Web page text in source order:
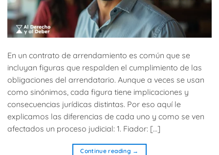
En un contrato de arrendamiento es común que se
incluyan figuras que respalden el cumplimiento de las
obligaciones del arrendatario. Aunque a veces se usan
como sinónimos, cada figura tiene implicaciones y
consecuencias jurídicas distintas. Por eso aquí le
explicamos las diferencias de cada uno y como se ven
afectados un proceso judicial: 1. Fiador: […]
Continue reading →